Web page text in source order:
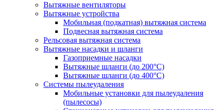
Вытяжные вентиляторы
Вытяжные устройства
Мобильная (подкатная) вытяжная система
Подвесная вытяжная система
Рельсовая вытяжная система
Вытяжные насадки и шланги
Газоприемные насадки
Вытяжные шланги (до 200°C)
Вытяжные шланги (до 400°C)
Системы пылеудаления
Мобильные установки для пылеудаления
(пылесосы)